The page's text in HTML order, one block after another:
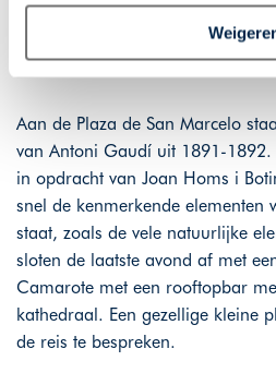
technologieën, waarmee
worden verzameld. Indien u kiest
plaatsen wij enkel functionele
Gebouwd in de 12e eeuw. Als
pelgrims werd San Marcos later
Aan de Plaza de San Marcelo
van Antoni Gaudí uit 1891-
in opdracht van Joan Homs i
snel de kenmerkende elementen
staat, zoals de vele natuurlijke
sloten de laatste avond af met
Camarote met een rooftopbar
kathedraal. Een gezellige kleine
de reis te bespreken.